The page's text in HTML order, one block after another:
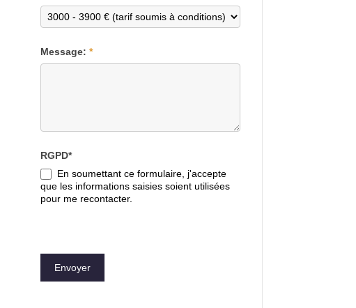
Message: *
RGPD*
En soumettant ce formulaire, j'accepte
que les informations saisies soient utilisées
pour me recontacter.
Envoyer